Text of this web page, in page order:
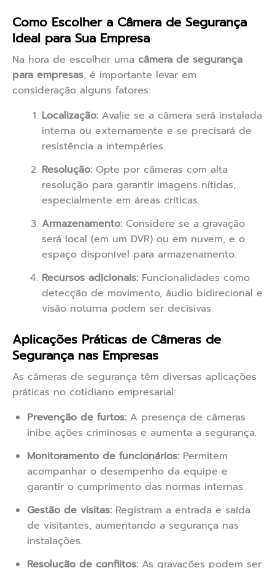
Como Escolher a Câmera de Segurança
Ideal para Sua Empresa
Na hora de escolher uma câmera de segurança
para empresas, é importante levar em
consideração alguns fatores:
Localização: Avalie se a câmera será instalada
interna ou externamente e se precisará de
resistência a intempéries.
Resolução: Opte por câmeras com alta
resolução para garantir imagens nítidas,
especialmente em áreas críticas.
Armazenamento: Considere se a gravação
será local (em um DVR) ou em nuvem, e o
espaço disponível para armazenamento.
Recursos adicionais: Funcionalidades como
detecção de movimento, áudio bidirecional e
visão noturna podem ser decisivas.
Aplicações Práticas de Câmeras de
Segurança nas Empresas
As câmeras de segurança têm diversas aplicações
práticas no cotidiano empresarial:
Prevenção de furtos: A presença de câmeras
inibe ações criminosas e aumenta a segurança.
Monitoramento de funcionários: Permitem
acompanhar o desempenho da equipe e
garantir o cumprimento das normas internas.
Gestão de visitas: Registram a entrada e saída
de visitantes, aumentando a segurança nas
instalações.
Resolução de conflitos: As gravações podem ser